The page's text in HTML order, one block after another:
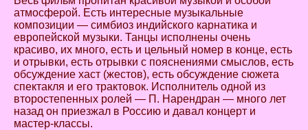
атмосферой. Есть интересные музыкальные
композиции — симбиоз индийского карнатика и
европейской музыки. Танцы исполнены очень
красиво, их много, есть и цельный номер в конце, есть
и отрывки, есть отрывки с пояснениями смыслов, есть
обсуждение хаст (жестов), есть обсуждение сюжета
спектакля и его трактовок. Исполнитель одной из
второстепенных ролей — П. Нарендран — много лет
назад он приезжал в Россию и давал концерт и
мастер-классы.